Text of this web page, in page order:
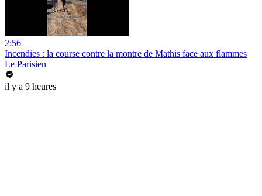
2:56
Incendies : la course contre la montre de Mathis face aux flammes
Le Parisien
il y a 9 heures